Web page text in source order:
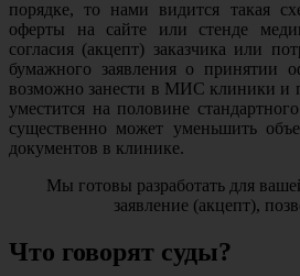
порядке, то нами видится такая
оферты на сайте или стенде
согласия (акцепт) заказчика или
бумажного заявления о принятии
возможно занести в МИС клиники и
уместится на половине
существенно может уменьшить
документов в клинике.
Мы готовы разработать для
заявление (акцепт),
Что говорят суды?